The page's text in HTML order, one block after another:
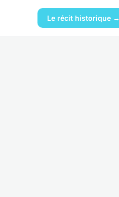
Le récit historique →